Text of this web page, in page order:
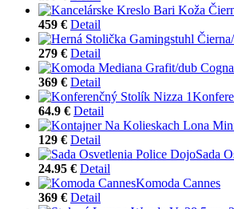
459 € Detail
279 € Detail
369 € Detail
64.9 € Detail
129 € Detail
Sada
24.95 € Detail
Komoda Cannes
369 € Detail